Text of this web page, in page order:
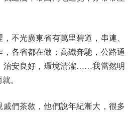
光廣東省有萬里碧道，串連、
，各省都在做；高鐵奔馳，公路通
治安良好，環境清潔……我當然明
。
們茶敘，他們說年紀漸大，很多